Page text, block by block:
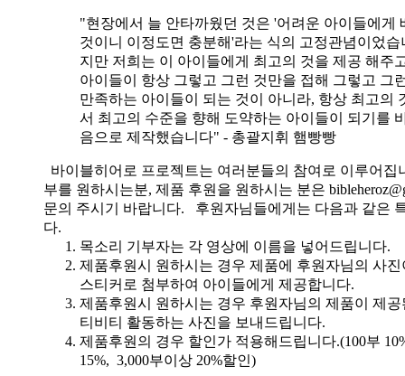
"현장에서 늘 안타까웠던 것은 '어려운 아이들에게
것이니 이정도면 충분해'라는 식의 고정관념이었습
지만 저희는 이 아이들에게 최고의 것을 제공 해주
아이들이 항상 그렇고 그런 것만을 접해 그렇고 그
만족하는 아이들이 되는 것이 아니라, 항상 최고의
서 최고의 수준을 향해 도약하는 아이들이 되기를
음으로 제작했습니다" - 총괄지휘 햄빵빵
바이블히어로 프로젝트는 여러분들의 참여로 이루어집
부를 원하시는분, 제품 후원을 원하시는 분은
문의 주시기 바랍니다. 후원자님들에게는 다음과 같은
다.
목소리 기부자는 각 영상에 이름을 넣어드립니다.
제품후원시 원하시는 경우 제품에 후원자님의 사
스티커로 첨부하여 아이들에게 제공합니다.
제품후원시 원하시는 경우 후원자님의 제품이 제
티비티 활동하는 사진을 보내드립니다.
제품후원의 경우 할인가 적용해드립니다.(100부
15%, 3,000부이상 20%할인)